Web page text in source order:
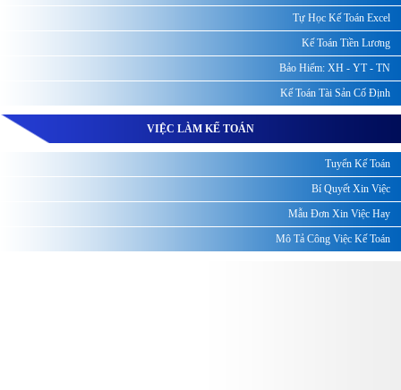
Tự Học Kế Toán Excel
Kế Toán Tiền Lương
Bảo Hiểm: XH - YT - TN
Kế Toán Tài Sản Cố Định
VIỆC LÀM KẾ TOÁN
Tuyển Kế Toán
Bí Quyết Xin Việc
Mẫu Đơn Xin Việc Hay
Mô Tả Công Việc Kế Toán